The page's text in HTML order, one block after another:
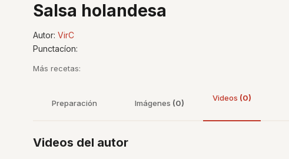
Salsa holandesa
Autor: VirC
Punctacíon:
Más recetas:
Preparación Imágenes (0)
Videos (0)
Videos del autor